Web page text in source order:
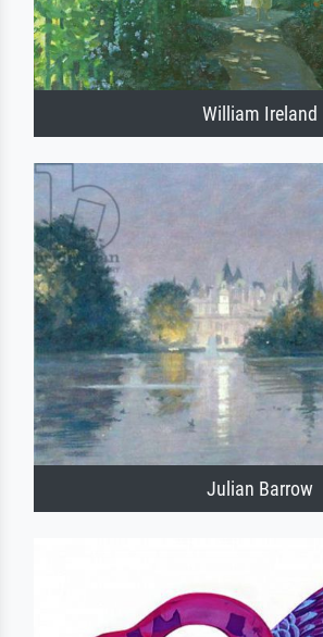
William Ireland
Julian Barrow